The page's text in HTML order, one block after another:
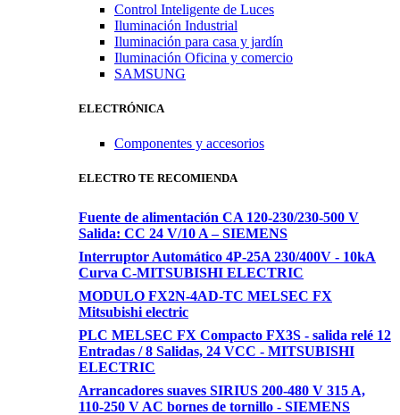
Control Inteligente de Luces
Iluminación Industrial
Iluminación para casa y jardín
Iluminación Oficina y comercio
SAMSUNG
ELECTRÓNICA
Componentes y accesorios
ELECTRO TE RECOMIENDA
Fuente de alimentación CA 120-230/230-500 V
Salida: CC 24 V/10 A – SIEMENS
Interruptor Automático 4P-25A 230/400V - 10kA
Curva C-MITSUBISHI ELECTRIC
MODULO FX2N-4AD-TC MELSEC FX
Mitsubishi electric
PLC MELSEC FX Compacto FX3S - salida relé 12
Entradas / 8 Salidas, 24 VCC - MITSUBISHI
ELECTRIC
Arrancadores suaves SIRIUS 200-480 V 315 A,
110-250 V AC bornes de tornillo - SIEMENS